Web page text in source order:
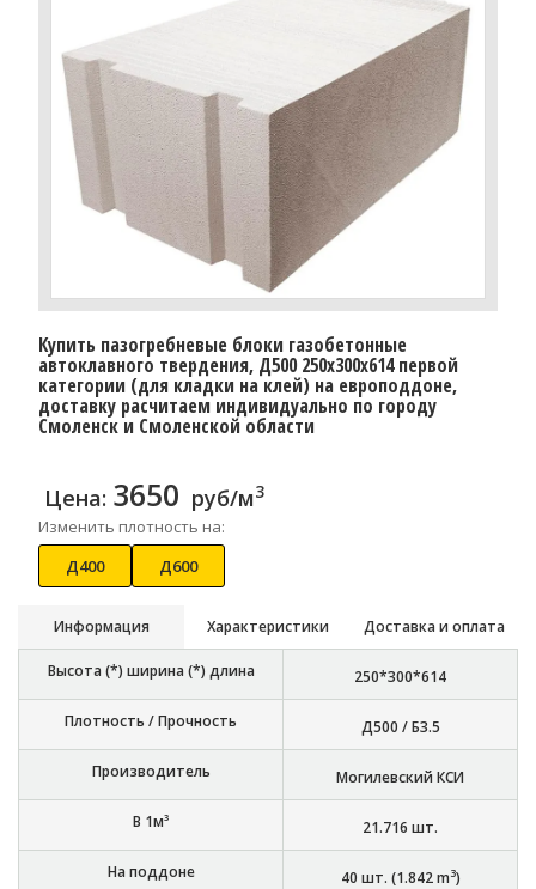
Купить пазогребневые блоки газобетонные
автоклавного твердения, Д500 250x300x614 первой
категории (для кладки на клей) на европоддоне,
доставку расчитаем индивидуально по городу
Смоленск и Смоленской области
Цена: 3650 руб/м3
Изменить плотность на:
Д400
Д600
Информация Характеристики Доставка и оплата
Высота (*) ширина (*) длина 250*300*614
Плотность / Прочность Д500 / Б3.5
Производитель Могилевский КСИ
В 1м³ 21.716 шт.
На поддоне 40 шт. (1.842m3)